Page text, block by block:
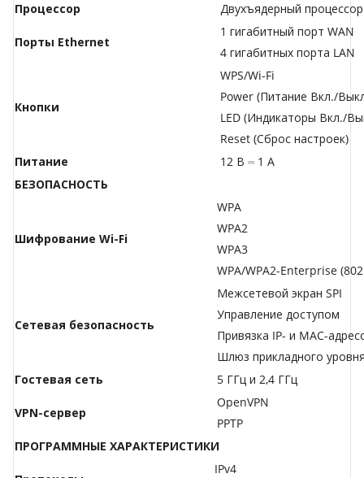
Процессор
Двухъядерный процессор
Порты Ethernet
1 гигабитный порт WAN
4 гигабитных порта LAN
Кнопки
WPS/Wi-Fi
Power (Питание Вкл./
LED (Индикаторы Вкл./
Reset (Сброс настроек)
Питание
12 В ⎓ 1 А
БЕЗОПАСНОСТЬ
Шифрование Wi-Fi
WPA
WPA2
WPA3
WPA/WPA2-Enterprise
Сетевая безопасность
Межсетевой экран SPI
Управление доступом
Привязка IP- и MAC-
Шлюз прикладного
Гостевая сеть
5 ГГц и 2,4 ГГц
VPN-сервер
OpenVPN
PPTP
ПРОГРАММНЫЕ ХАРАКТЕРИСТИКИ
IPv4